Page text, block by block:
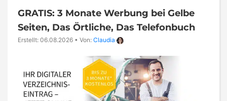
GRATIS: 3 Monate Werbung bei Gelbe
Seiten, Das Örtliche, Das Telefonbuch
Erstellt: 06.08.2026 • Von: Claudia